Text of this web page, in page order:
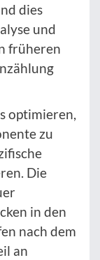
dies
und
früheren
optimieren,
zu
Die
in den
nach dem
an